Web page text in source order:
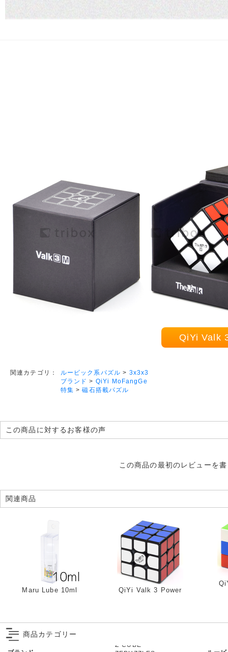
QiYi Valk
関連カテゴリ： ルービック系パズル > 3x3x3
ブランド > QiYi MoFangGe
特集 >磁石搭載パズル
この商品に対するお客様の声
この商品の最初のレビューを
関連商品
Maru Lube 10ml QiYi Valk 3 Power
商品カテゴリー